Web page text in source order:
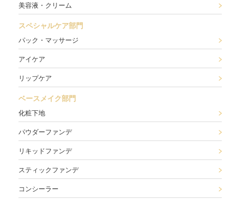
美容液・クリーム
スペシャルケア部門
パック・マッサージ
アイケア
リップケア
ベースメイク部門
化粧下地
パウダーファンデ
リキッドファンデ
スティックファンデ
コンシーラー